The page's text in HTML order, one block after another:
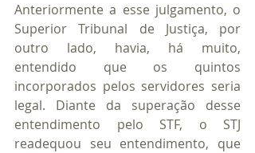
Anteriormente a esse julgamento, o
Superior Tribunal de Justiça, por
outro lado, havia, há muito,
entendido que os quintos
incorporados pelos servidores seria
legal. Diante da superação desse
entendimento pelo STF, o STJ
readequou seu entendimento, que